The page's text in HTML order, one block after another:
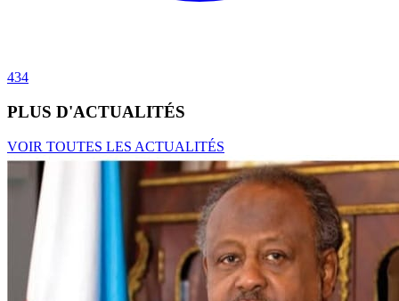
434
PLUS D'ACTUALITÉS
VOIR TOUTES LES ACTUALITÉS